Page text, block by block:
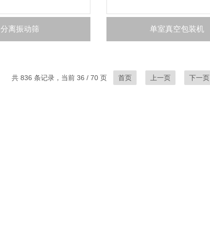
分离振动筛 单室真空包装机
共 836 条记录，当前 36 / 70 页 首页 上一页 下一页